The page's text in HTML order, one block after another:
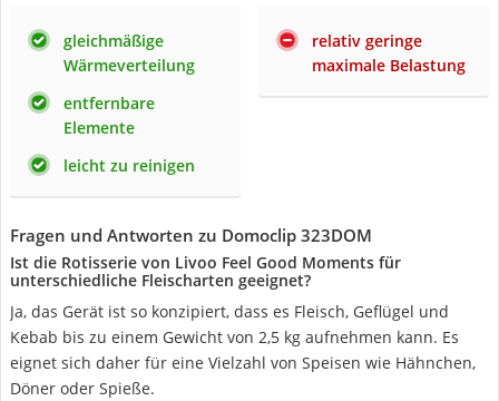
gleichmäßige
Wärmeverteilung
entfernbare
Elemente
leicht zu reinigen
relativ geringe
maximale Belastung
Fragen und Antworten zu Domoclip 323DOM
Ist die Rotisserie von Livoo Feel Good Moments für
unterschiedliche Fleischarten geeignet?
Ja, das Gerät ist so konzipiert, dass es Fleisch, Geflügel und
Kebab bis zu einem Gewicht von 2,5 kg aufnehmen kann. Es
eignet sich daher für eine Vielzahl von Speisen wie Hähnchen,
Döner oder Spieße.